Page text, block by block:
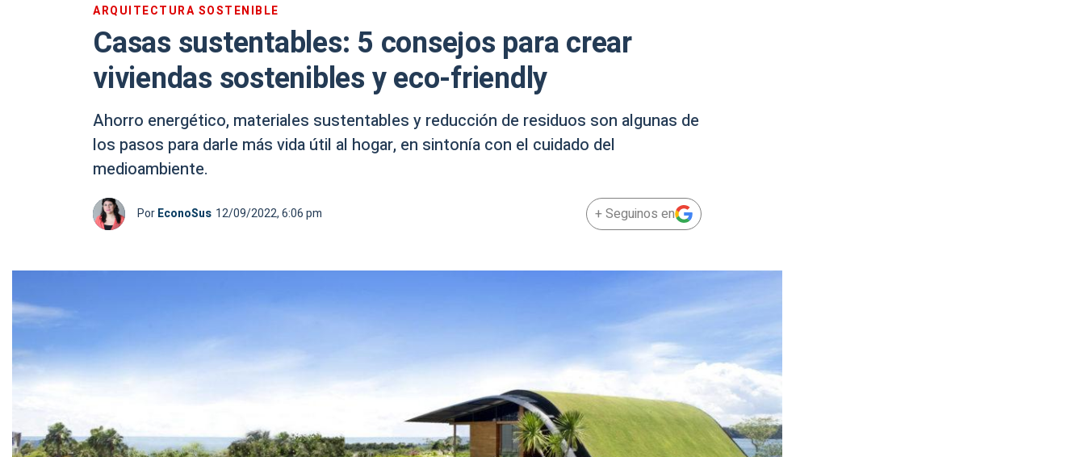
ARQUITECTURA SOSTENIBLE
Casas sustentables: 5 consejos para crear
viviendas sostenibles y eco-friendly
Ahorro energético, materiales sustentables y reducción de residuos son algunas de
los pasos para darle más vida útil al hogar, en sintonía con el cuidado del
medioambiente.
PorEconoSus 12/09/2022, 6:06 pm + Seguinos en